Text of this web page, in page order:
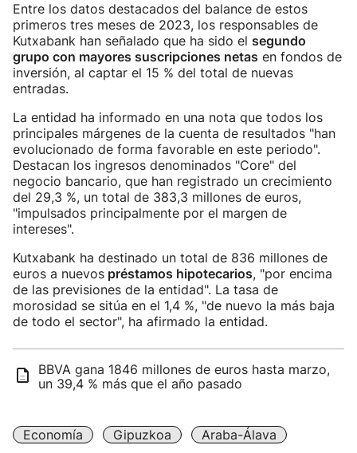
Entre los datos destacados del balance de estos
primeros tres meses de 2023, los responsables de
Kutxabank han señalado que ha sido el segundo
grupo con mayores suscripciones netas en fondos de
inversión, al captar el 15 % del total de nuevas
entradas.
La entidad ha informado en una nota que todos los
principales márgenes de la cuenta de resultados "han
evolucionado de forma favorable en este periodo".
Destacan los ingresos denominados "Core" del
negocio bancario, que han registrado un crecimiento
del 29,3 %, un total de 383,3 millones de euros,
"impulsados principalmente por el margen de
intereses".
Kutxabank ha destinado un total de 836 millones de
euros a nuevos préstamos hipotecarios, "por encima
de las previsiones de la entidad". La tasa de
morosidad se sitúa en el 1,4 %, "de nuevo la más baja
de todo el sector", ha afirmado la entidad.
BBVA gana 1846 millones de euros hasta marzo,
un 39,4 % más que el año pasado
Economía Gipuzkoa
Araba-Álava